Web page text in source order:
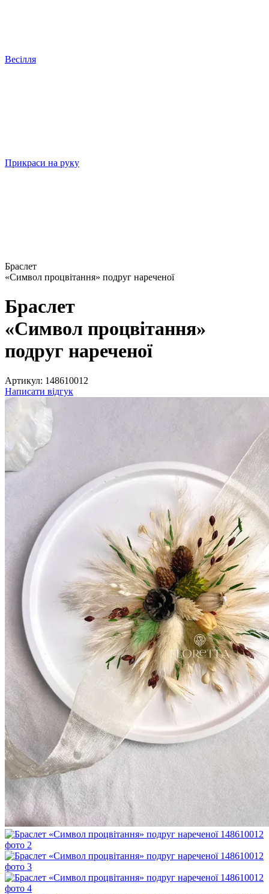
Весілля
Прикраси на руку
Браслет
«Символ процвітання» подруг нареченої
Браслет
«Символ процвітання»
подруг нареченої
Артикул: 148610012
Написати відгук